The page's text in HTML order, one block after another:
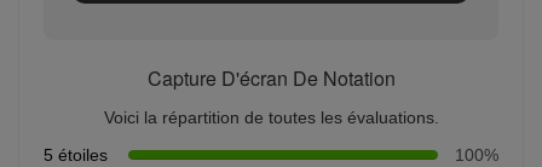
Capture D'écran De Notation
Voici la répartition de toutes les évaluations.
5 étoiles
100%